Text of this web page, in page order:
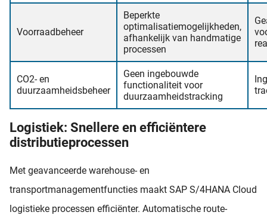
Voorraadbeheer
Beperkte
optimalisatiemogelijkheden,
afhankelijk van handmatige
processen
CO2- en
duurzaamheidsbeheer
Geen ingebouwde
functionaliteit voor
duurzaamheidstracking
Logistiek: Snellere en efficiëntere
distributieprocessen
Met geavanceerde warehouse- en
transportmanagementfuncties maakt SAP S/4HANA Cloud
logistieke processen efficiënter. Automatische route-